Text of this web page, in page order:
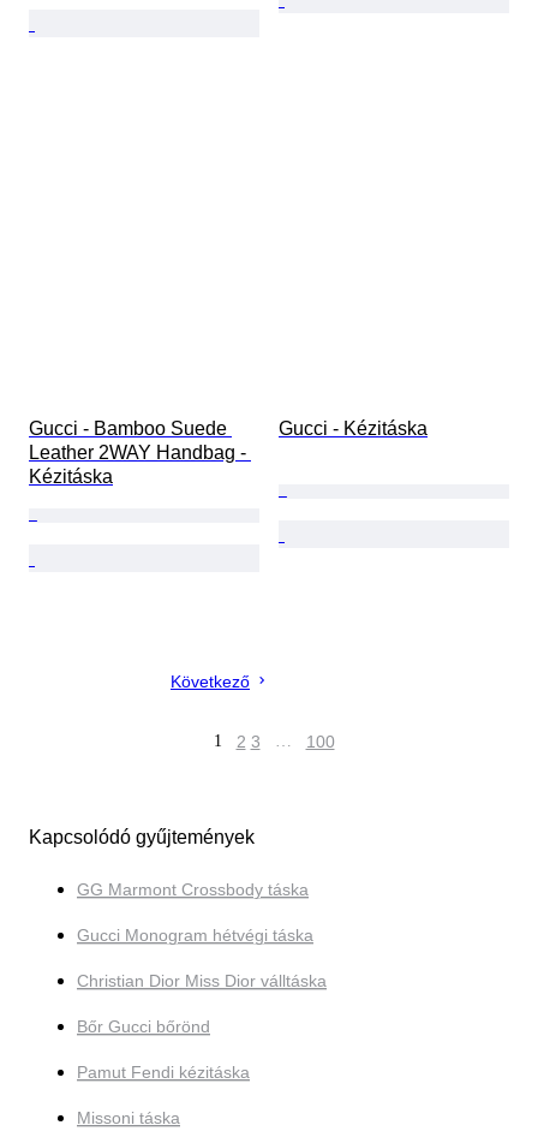
Gucci - Bamboo Suede
Leather 2WAY Handbag -
Kézitáska
Gucci - Kézitáska
Következő
1 2 3 … 100
Kapcsolódó gyűjtemények
GG Marmont Crossbody táska
Gucci Monogram hétvégi táska
Christian Dior Miss Dior válltáska
Bőr Gucci bőrönd
Pamut Fendi kézitáska
Missoni táska